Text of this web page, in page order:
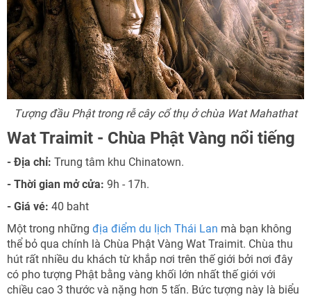
Tượng đầu Phật trong rễ cây cổ thụ ở chùa Wat Mahathat
Wat Traimit - Chùa Phật Vàng nổi tiếng
- Địa chỉ: Trung tâm khu Chinatown.
- Thời gian mở cửa: 9h - 17h.
- Giá vé: 40 baht
Một trong những địa điểm du lịch Thái Lan mà bạn không
thể bỏ qua chính là Chùa Phật Vàng Wat Traimit. Chùa thu
hút rất nhiều du khách từ khắp nơi trên thế giới bởi nơi đây
có pho tượng Phật bằng vàng khối lớn nhất thế giới với
chiều cao 3 thước và nặng hơn 5 tấn. Bức tượng này là biểu